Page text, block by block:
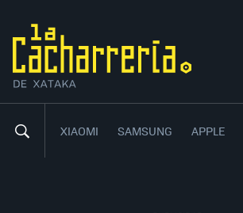
XIAOMI SAMSUNG APPLE
VIVO Y20S
ECONÓMICO Y CON UNA GRAN BATERÍA